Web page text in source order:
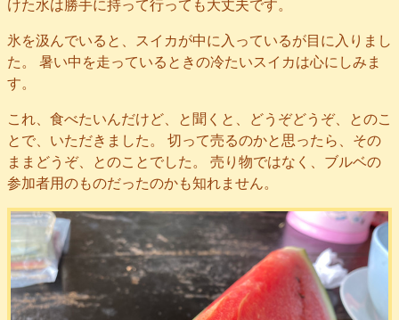
けた水は勝手に持って行っても大丈夫です。
氷を汲んでいると、スイカが中に入っているが目に入りまし
た。 暑い中を走っているときの冷たいスイカは心にしみま
す。
これ、食べたいんだけど、と聞くと、どうぞどうぞ、とのこ
とで、いただきました。 切って売るのかと思ったら、その
ままどうぞ、とのことでした。 売り物ではなく、ブルベの
参加者用のものだったのかも知れません。